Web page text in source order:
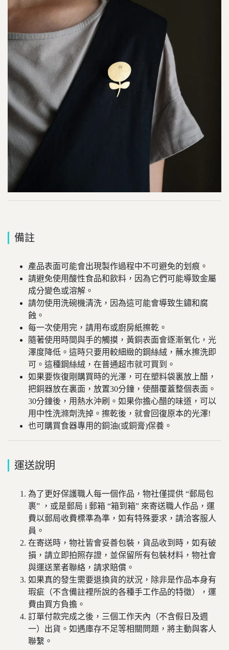
備註
產品表面可能會出現製作過程中不可避免的划痕。
請避免使用酸性食品和飲料，因為它們可能導致金屬
成分變色或溶解。
請勿使用洗碗機清洗，因為這可能會導致生鏽和腐
蝕。
每一次使用完，請用布或廚房紙擦乾。
隨著使用時間與手的觸摸，黃銅表面會逐漸氧化，光
澤度降低。這時只要用較細緻的鋼絲絨，蘸水擦洗即
可。這種鋼絲絨，在普通超市就可買到。
如果要恢復剛購買時的光澤，可在塑料袋裏放上醋，
把銅器放在裏面，放置30分鐘，使醋覆蓋整個表面。
30分鐘後，用熱水沖刷。如果你擔心醋的味道，可以
用中性洗滌劑洗掉。 擦乾後，就會回復原本的光澤!
也可購買食器專用的銅油(或銅膏)保養。
運送說明
為了更好保護職人每一個作品，物社僅提供 “郵局包
裹” ，或是郵局 i 郵箱 “箱到箱” 來寄送職人作品，運
費以郵局收費標準為準，如有特殊要求，請洽客服人
員。
在寄送時，物社皆會妥善包裝，貨品收到時，如有破
損，請立即拍照存證，並保留所有包裝材料，物社會
與運送業者聯絡，請求賠償。
如果真的發生需要退換貨的狀況，除非是作品本身有
瑕疵（不含備註裡所說的各種手工作品的特徵），運
費由買方負擔。
訂單付款完成之後，三個工作天內（不含假日及週
一）出貨。如遇庫存不足等相關問題，將主動與客人
聯繫。